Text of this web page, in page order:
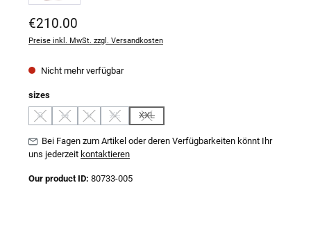
Regulärer Preis:
€210.00
Preise inkl. MwSt. zzgl. Versandkosten
Nicht mehr verfügbar
sizesauswählen
S
(Diese Option ist zurzeit nicht verfügbar.)
M
(Diese Option ist zurzeit nicht verfügbar.)
L
(Diese Option ist zurzeit nicht verfügbar.)
XL
(Diese Option ist zurzeit nicht verfügbar.)
XXL
(Diese Option ist zurzeit nicht verfügbar.)
Bei Fagen zum Artikel oder deren Verfügbarkeiten könnt Ihr
uns jederzeit kontaktieren
Our product ID: 80733-005